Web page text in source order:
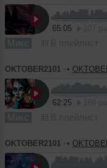
65:05
Микс
OKTOBER2101 ➝
62:25
Микс
OKTOBER2101 ➝